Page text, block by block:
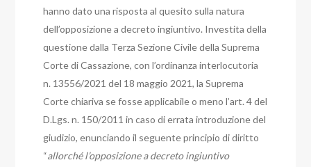
hanno dato una risposta al quesito sulla natura
dell’opposizione a decreto ingiuntivo. Investita della
questione dalla Terza Sezione Civile della Suprema
Corte di Cassazione,con l’ordinanza interlocutoria
n. 13556/2021 del 18 maggio 2021, la Suprema
Corte chiariva se fosse applicabile o meno l’art. 4 del
D.Lgs. n. 150/2011 in caso di errata introduzione del
giudizio, enunciando il seguente principio di diritto
“allorché l’opposizione a decreto ingiuntivo